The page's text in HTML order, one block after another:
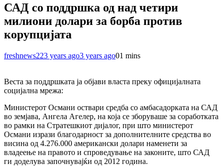
САД со поддршка од над четири
милиони долари за борба против
корупцијата
freshnews223 years ago3 years ago01 mins
Веста за поддршката ја објави власта преку официјалната
социјална мрежа:
Mинистерот Османи оствари средба со амбасадорката на САД
во земјава, Ангела Агелер, на која се зборуваше за соработката
во рамки на Стратешкиот дијалог, при што министерот
Османи изрази благодарност за дополнителните средства во
висина од 4.276.000 американски долари наменети за
владеење на правото и спроведување на законите, што САД
ги доделува започнувајќи од 2012 година.